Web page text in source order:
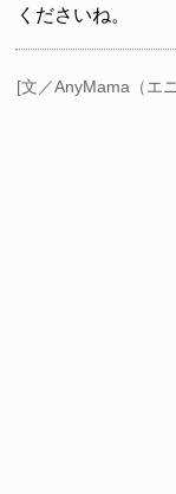
くださいね。
[文／AnyMama（エ